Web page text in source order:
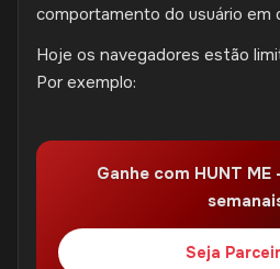
comportamento do usuário em
Hoje os navegadores estão
Por exemplo:
Ganhe com HUNT
Seja